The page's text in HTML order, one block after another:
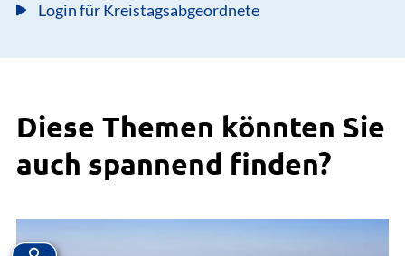
Login für Kreistagsabgeordnete
Diese Themen könnten Sie
auch spannend finden?